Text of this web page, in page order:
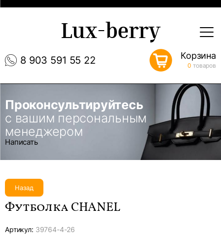
8 903 591 55 22
Lux-berry
Корзина
0 товаров
Проконсультируйтесь
с вашим персональным
менеджером
Написать
Назад
Футболка CHANEL
Артикул: 39764-4-26